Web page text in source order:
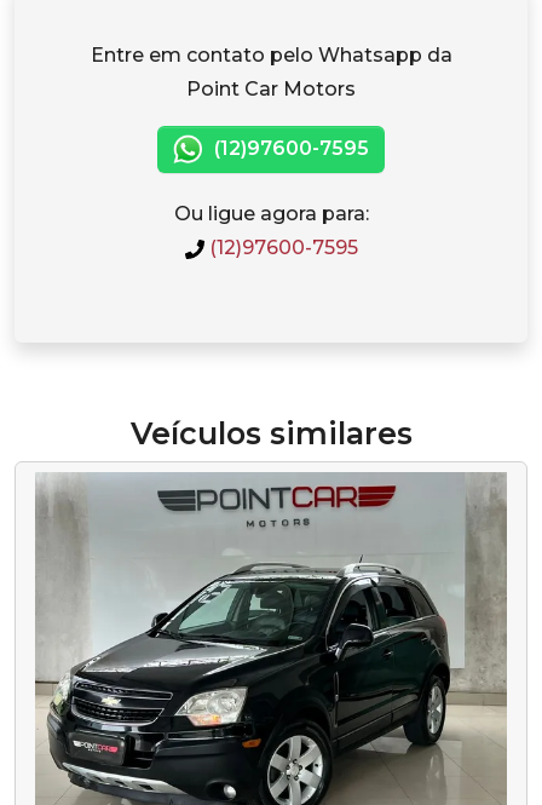
Entre em contato pelo Whatsapp da
Point Car Motors
(12)97600-7595
Ou ligue agora para:
(12)97600-7595
Veículos similares